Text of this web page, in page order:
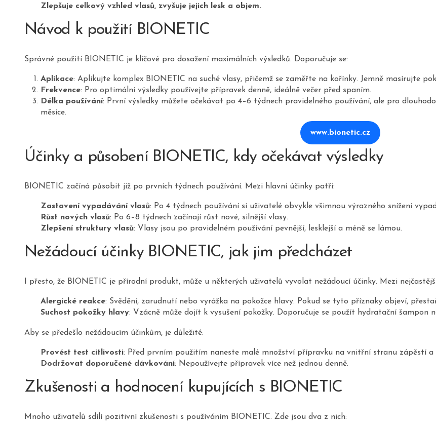
Zlepšuje celkový vzhled vlasů, zvyšuje jejich lesk a objem.
Návod k použití BIONETIC
Správné použití BIONETIC je klíčové pro dosažení maximálních výsledků. Doporučuje se:
Aplikace: Aplikujte komplex BIONETIC na suché vlasy, přičemž se zaměřte na kořínky. Jemně masírujte
Frekvence: Pro optimální výsledky používejte přípravek denně, ideálně večer před spaním.
Délka používání: První výsledky můžete očekávat po 4–6 týdnech pravidelného používání, ale pro
měsíce.
www.bionetic.cz
Účinky a působení BIONETIC, kdy očekávat výsledky
BIONETIC začíná působit již po prvních týdnech používání. Mezi hlavní účinky patří:
Zastavení vypadávání vlasů: Po 4 týdnech používání si uživatelé obvykle všimnou výrazného snížení
Růst nových vlasů: Po 6–8 týdnech začínají růst nové, silnější vlasy.
Zlepšení struktury vlasů: Vlasy jsou po pravidelném používání pevnější, lesklejší a méně se lámou.
Nežádoucí účinky BIONETIC, jak jim předcházet
I přesto, že BIONETIC je přírodní produkt, může u některých uživatelů vyvolat nežádoucí účinky. Mezi
Alergické reakce: Svědění, zarudnutí nebo vyrážka na pokožce hlavy. Pokud se tyto příznaky objeví,
Suchost pokožky hlavy: Vzácně může dojít k vysušení pokožky. Doporučuje se použít hydratační šampon
Aby se předešlo nežádoucím účinkům, je důležité:
Provést test citlivosti: Před prvním použitím naneste malé množství přípravku na vnitřní stranu zápěstí a
Dodržovat doporučené dávkování: Nepoužívejte přípravek více než jednou denně.
Zkušenosti a hodnocení kupujících s BIONETIC
Mnoho uživatelů sdílí pozitivní zkušenosti s používáním BIONETIC. Zde jsou dva z nich: